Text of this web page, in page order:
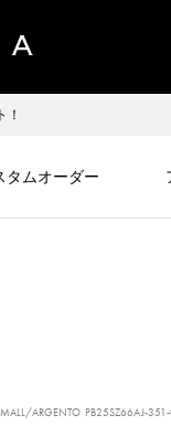
！
タムオーダー
ARGENTO PB25SZ66AJ-